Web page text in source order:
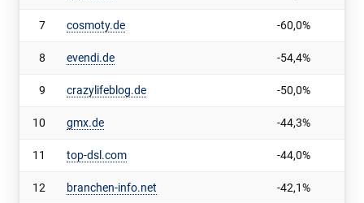
7 cosmoty.de -60,0%
8 evendi.de -54,4%
9 crazylifeblog.de -50,0%
10 gmx.de -44,3%
11 top-dsl.com -44,0%
12 branchen-info.net -42,1%